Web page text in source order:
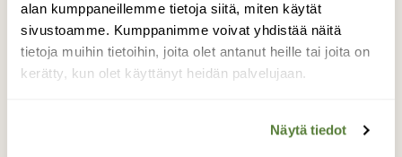
alan kumppaneillemme tietoja siitä, miten käytät
sivustoamme. Kumppanimme voivat yhdistää näitä
tietoja muihin tietoihin, joita olet antanut heille tai joita on
kerätty, kun olet käyttänyt heidän palvelujaan.
Näytä tiedot
Puolikuu
Puolikuu, aamuyö, Turku 18.9.